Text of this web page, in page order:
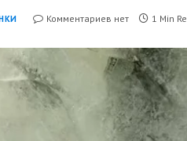
Комментариев нет 1 Min